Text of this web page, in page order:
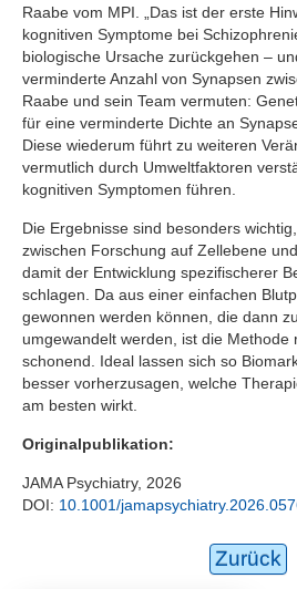
Raabe vom MPI. „Das ist der erste
kognitiven Symptome bei
biologische Ursache zurückgehen –
verminderte Anzahl von Synapsen
Raabe und sein Team vermuten:
für eine verminderte Dichte an
Diese wiederum führt zu weiteren
vermutlich durch Umweltfaktoren
kognitiven Symptomen führen.
Die Ergebnisse sind besonders
zwischen Forschung auf Zellebene
damit der Entwicklung spezifischerer
schlagen. Da aus einer einfachen
gewonnen werden können, die dann
umgewandelt werden, ist die Methode
schonend. Ideal lassen sich so
besser vorherzusagen, welche
am besten wirkt.
Originalpublikation:
JAMA Psychiatry, 2026
DOI: 10.1001/
Zurück